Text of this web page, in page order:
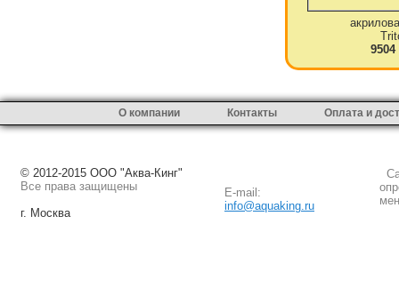
9504
О компании Контакты Оплата и
© 2012-2015 ООО "Аква-Кинг"
Все права защищены
г. Москва
E-mail:
info@aquaking.ru